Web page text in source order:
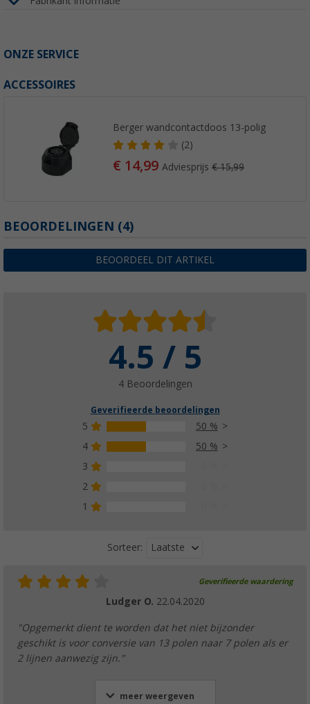
ONZE SERVICE
ACCESSOIRES
Berger wandcontactdoos 13-polig
(2)
€ 14,99Adviesprijs€ 15,99
BEOORDELINGEN (4)
BEOORDEEL DIT ARTIKEL
4.5 / 5
4 Beoordelingen
Geverifieerde beoordelingen
5
50 %
4
50 %
3
2
1
Sorteer: Laatste
Geverifieerde waardering
Ludger O. 22.04.2020
"Opgemerkt dient te worden dat het niet bijzonder
geschikt is voor conversie van 13 polen naar 7 polen als er
2 lijnen aanwezig zijn."
meer weergeven